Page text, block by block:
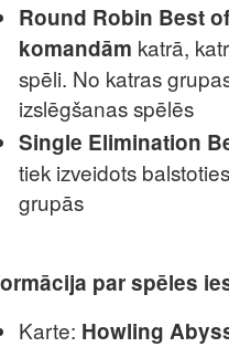
Round Robin Best
komandām katrā,
spēli. No katras
izslēgšanas spēlēs
Single Elimination
tiek izveidots
grupās
par spēles
Karte: Howling